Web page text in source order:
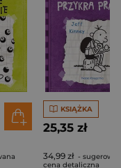
KSIĄŻKA
25,35 zł
34,99 zł -
cena detaliczna